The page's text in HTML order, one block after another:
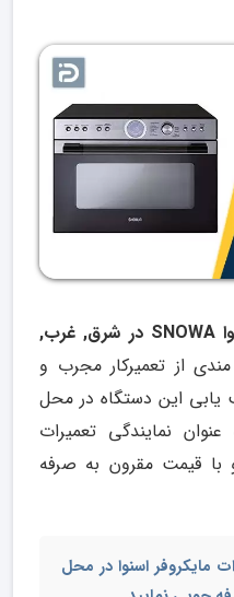
نمایندگی تعمیرات ماکروفر اسنوا SNOWA در شرق, غرب,
مندی از تعمیرکار مجرب و
یابی این دستگاه در محل
نمایندگی تعمیرات
با قیمت مقرون به صرفه
مایکروفر اسنوا در محل